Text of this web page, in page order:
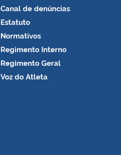
Canal de denúncias
Estatuto
Normativos
Regimento Interno
Regimento Geral
Voz do Atleta